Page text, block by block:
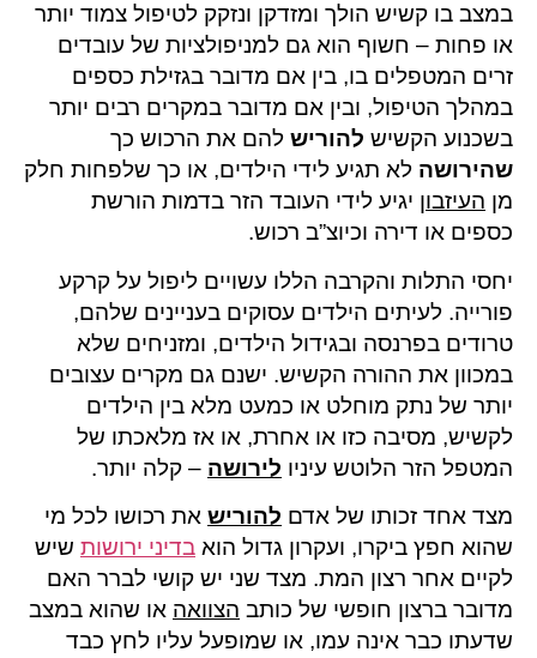
במצב בו קשיש הולך ומזדקן ונזקק לטיפול צמוד יותר
או פחות – חשוף הוא גם למניפולציות של עובדים
זרים המטפלים בו, בין אם מדובר בגזילת כספים
במהלך הטיפול, ובין אם מדובר במקרים רבים יותר
בשכנוע הקשיש להוריש להם את הרכוש כך
שהירושה לא תגיע לידי הילדים, או כך שלפחות חלק
מן העיזבון יגיע לידי העובד הזר בדמות הורשת
כספים או דירה וכיוצ”ב רכוש.
יחסי התלות והקרבה הללו עשויים ליפול על קרקע
פורייה. לעיתים הילדים עסוקים בעניינים שלהם,
טרודים בפרנסה ובגידול הילדים, ומזניחים שלא
במכוון את ההורה הקשיש. ישנם גם מקרים עצובים
יותר של נתק מוחלט או כמעט מלא בין הילדים
לקשיש, מסיבה כזו או אחרת, או אז מלאכתו של
המטפל הזר הלוטש עיניו לירושה – קלה יותר.
מצד אחד זכותו של אדם להוריש את רכושו לכל מי
שהוא חפץ ביקרו, ועקרון גדול הוא בדיני ירושות שיש
לקיים אחר רצון המת. מצד שני יש קושי לברר האם
מדובר ברצון חופשי של כותב הצוואה או שהוא במצב
שדעתו כבר אינה עמו, או שמופעל עליו לחץ כבד